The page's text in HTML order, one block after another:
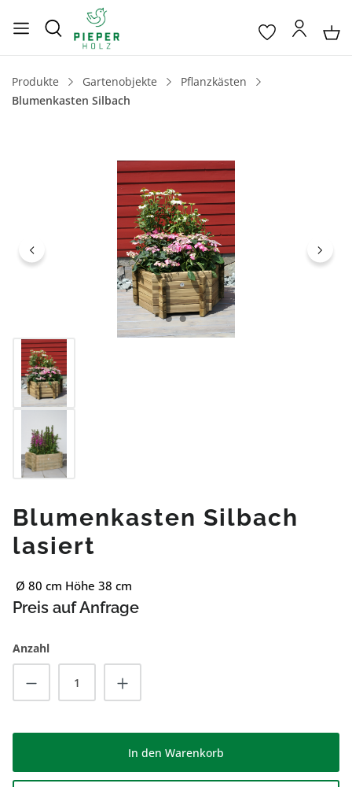
Produkte Gartenobjekte
Pflanzkästen
Blumenkasten Silbach
Bildergalerie überspringen
Blumenkasten Silbach
lasiert
Ø 80 cm Höhe 38 cm
Preis auf Anfrage
Anzahl
Produkt Anzahl: Gib den gewünschten
In den Warenkorb